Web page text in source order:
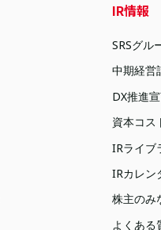
IR情報
SRSグル
中期経営
DX推進
資本コス
IRライブ
IRカレン
株主のみ
よくある